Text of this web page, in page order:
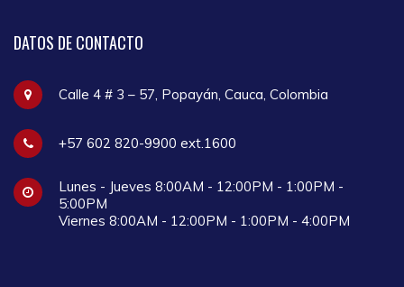
DATOS DE CONTACTO
Calle 4 # 3 – 57, Popayán, Cauca, Colombia
+57 602 820-9900 ext.1600
Lunes - Jueves 8:00AM - 12:00PM - 1:00PM -
5:00PM
Viernes 8:00AM - 12:00PM - 1:00PM - 4:00PM